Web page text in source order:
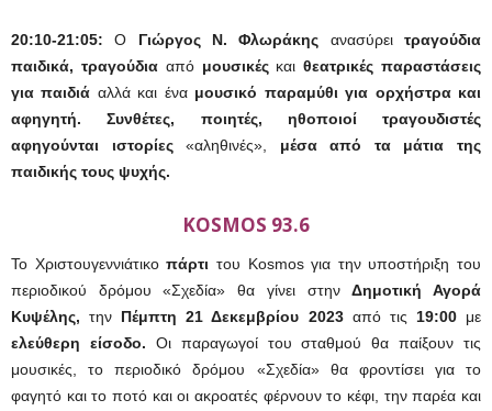
20:10-21:05:Ο Γιώργος Ν. Φλωράκης ανασύρειτραγούδια
παιδικά, τραγούδιααπό μουσικέςκαιθεατρικές παραστάσεις
για παιδιά αλλά και ένα μουσικό παραμύθι για ορχήστρα και
αφηγητή. Συνθέτες, ποιητές, ηθοποιοί τραγουδιστές
αφηγούνται ιστορίες«αληθινές», μέσα από τα μάτια της
παιδικής τους ψυχής.
KOSMOS 93.6
Το Χριστουγεννιάτικοπάρτι του Kosmos για την υποστήριξη του
περιοδικού δρόμου «Σχεδία» θα γίνει στηνΔημοτική Αγορά
Κυψέλης, την Πέμπτη 21 Δεκεμβρίου 2023από τις 19:00με
ελεύθερη είσοδο. Οι παραγωγοί του σταθμού θα παίξουν τις
μουσικές, το περιοδικό δρόμου «Σχεδία» θα φροντίσει για το
φαγητό και το ποτό και οι ακροατές φέρνουν το κέφι, την παρέα και